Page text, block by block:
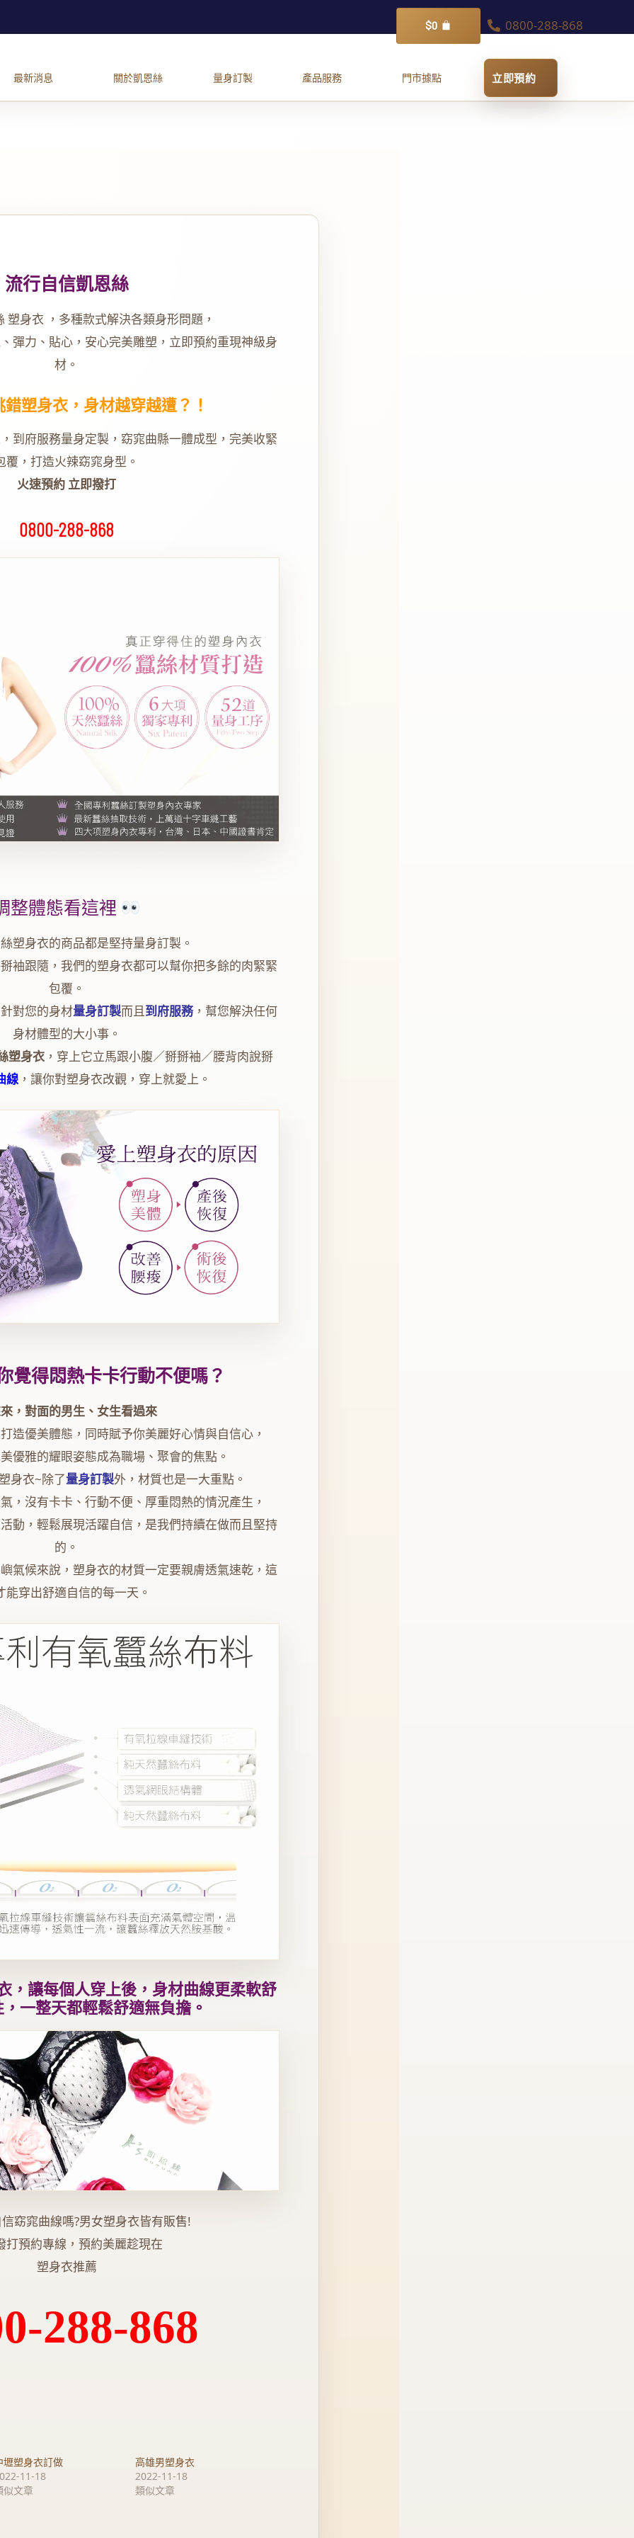
$0
籃
0800-288-868
流行自信凱恩絲
塑身衣 ，多種款式解決各類身形問題，
彈力、貼心，安心完美雕塑，立即預約重現神級身
材。
塑身衣，身材越穿越遭？！
到府服務量身定製，窈窕曲縣一體成型，完美收緊
覆，打造火辣窈窕身型。
火速預約 立即撥打
0800-288-868
整體態看這裡
塑身衣的商品都是堅持量身訂製。
袖跟隨，我們的塑身衣都可以幫你把多餘的肉緊緊
包覆。
對您的身材量身訂製而且到府服務，幫您解決任何
身材體型的大小事。
塑身衣 ，穿上它立馬跟小腹／掰掰袖／腰背肉說掰
線 ，讓你對塑身衣改觀，穿上就愛上。
覺得悶熱卡卡行動不便嗎？
，對面的男生、女生看過來
造優美體態，同時賦予你美麗好心情與自信心，
優雅的耀眼姿態成為職場、聚會的焦點。
身衣~除了量身訂製外，材質也是一大重點。
，沒有卡卡、行動不便、厚重悶熱的情況產生，
動，輕鬆展現活躍自信，是我們持續在做而且堅持
的。
氣候來說，塑身衣的材質一定要親膚透氣速乾，這
能穿出舒適自信的每一天。
，讓每個人穿上後，身材曲線更柔軟舒
一整天都輕鬆舒適無負擔。
窈窕曲線嗎?男女塑身衣皆有販售!
打預約專線，預約美麗趁現在
塑身衣推薦
288-868
壢塑身衣訂做
11-18
似文章
高雄男塑身衣
2022-11-18
類似文章